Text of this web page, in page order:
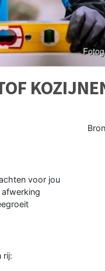
voor jou
rij: